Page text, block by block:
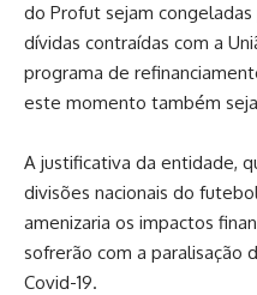
do Profut sejam congeladas
dívidas contraídas com a
programa de
este momento também
A justificativa da entidade,
divisões nacionais do
amenizaria os impactos
sofrerão com a paralisação
Covid-19.